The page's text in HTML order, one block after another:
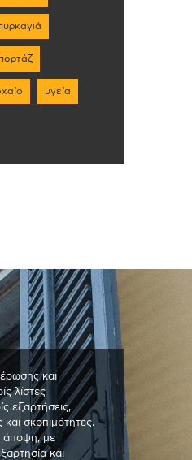
υγεία
και
λίστες
εξαρτήσεις,
σκοπιμότητες.
άποψη, με
και